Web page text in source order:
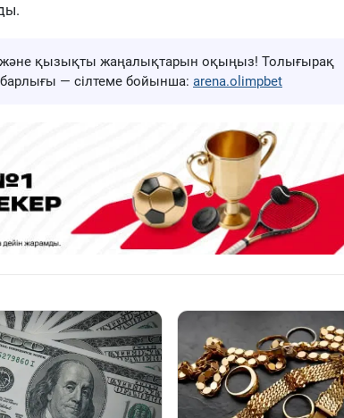
және қызықты жаңалықтарын оқыңыз! Толығырақ
барлығы — сілтеме бойынша: arena.olimpbet